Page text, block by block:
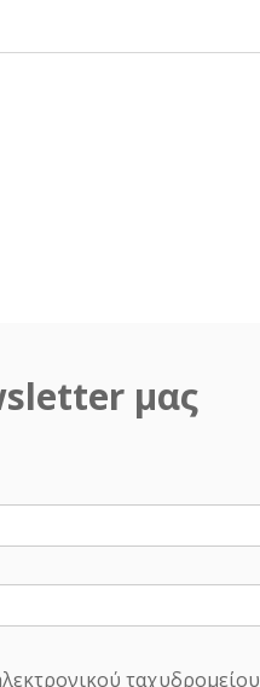
μας
ταχυδρομείου